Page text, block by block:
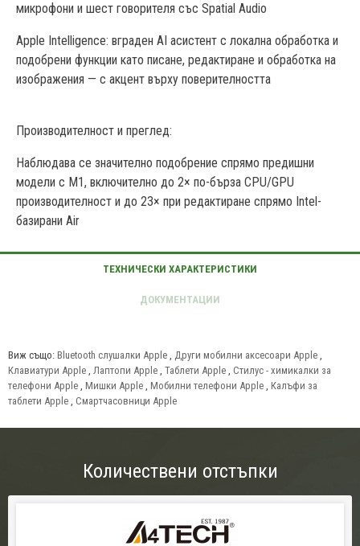
микрофони и шест говорителя със Spatial Audio
Apple Intelligence: вграден AI асистент с локална обработка и
подобрени функции като писане, редактиране и обработка на
изображения — с акцент върху поверителността
Производителност и преглед:
Наблюдава се значително подобрение спрямо предишни
модели с M1, включително до 2× по-бърза CPU/GPU
производителност и до 23× при редактиране спрямо Intel-
базирани Air
Виж също: Bluetooth слушалки Apple , Други мобилни аксесоари Apple ,
Клавиатури Apple , Лаптопи Apple , Таблети Apple , Стилус - химикалки за
телефони Apple , Мишки Apple , Мобилни телефони Apple , Калъфи за
таблети Apple , Смартчасовници Apple
Количествени отстъпки